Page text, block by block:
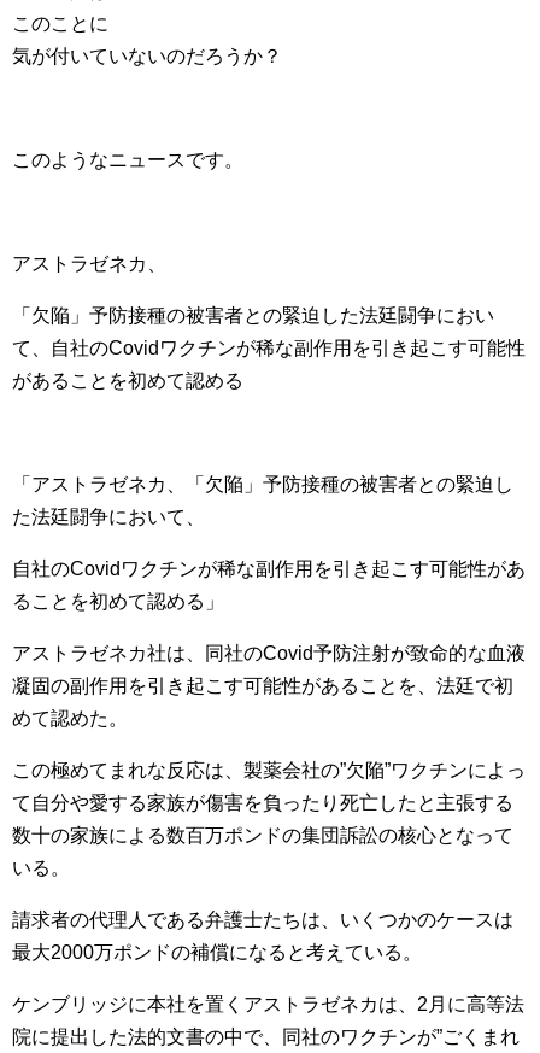
このことに
気が付いていないのだろうか？
このようなニュースです。
アストラゼネカ、
「欠陥」予防接種の被害者との緊迫した法廷闘争におい
て、自社のCovidワクチンが稀な副作用を引き起こす可能性
があることを初めて認める
「アストラゼネカ、「欠陥」予防接種の被害者との緊迫し
た法廷闘争において、
自社のCovidワクチンが稀な副作用を引き起こす可能性があ
ることを初めて認める」
アストラゼネカ社は、同社のCovid予防注射が致命的な血液
凝固の副作用を引き起こす可能性があることを、法廷で初
めて認めた。
この極めてまれな反応は、製薬会社の”欠陥”ワクチンによっ
て自分や愛する家族が傷害を負ったり死亡したと主張する
数十の家族による数百万ポンドの集団訴訟の核心となって
いる。
請求者の代理人である弁護士たちは、いくつかのケースは
最大2000万ポンドの補償になると考えている。
ケンブリッジに本社を置くアストラゼネカは、2月に高等法
院に提出した法的文書の中で、同社のワクチンが”ごくまれ